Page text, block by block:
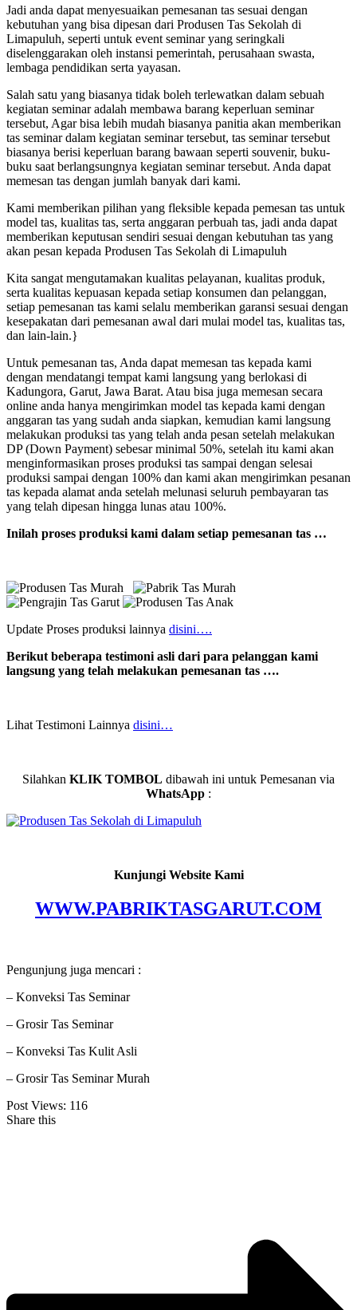
Jadi anda dapat menyesuaikan pemesanan tas sesuai dengan
kebutuhan yang bisa dipesan dari Produsen Tas Sekolah di
Limapuluh, seperti untuk event seminar yang seringkali
diselenggarakan oleh instansi pemerintah, perusahaan swasta,
lembaga pendidikan serta yayasan.
Salah satu yang biasanya tidak boleh terlewatkan dalam sebuah
kegiatan seminar adalah membawa barang keperluan seminar
tersebut, Agar bisa lebih mudah biasanya panitia akan memberikan
tas seminar dalam kegiatan seminar tersebut, tas seminar tersebut
biasanya berisi keperluan barang bawaan seperti souvenir, buku-
buku saat berlangsungnya kegiatan seminar tersebut. Anda dapat
memesan tas dengan jumlah banyak dari kami.
Kami memberikan pilihan yang fleksible kepada pemesan tas untuk
model tas, kualitas tas, serta anggaran perbuah tas, jadi anda dapat
memberikan keputusan sendiri sesuai dengan kebutuhan tas yang
akan pesan kepada Produsen Tas Sekolah di Limapuluh
Kita sangat mengutamakan kualitas pelayanan, kualitas produk,
serta kualitas kepuasan kepada setiap konsumen dan pelanggan,
setiap pemesanan tas kami selalu memberikan garansi sesuai dengan
kesepakatan dari pemesanan awal dari mulai model tas, kualitas tas,
dan lain-lain.}
Untuk pemesanan tas, Anda dapat memesan tas kepada kami
dengan mendatangi tempat kami langsung yang berlokasi di
Kadungora, Garut, Jawa Barat. Atau bisa juga memesan secara
online anda hanya mengirimkan model tas kepada kami dengan
anggaran tas yang sudah anda siapkan, kemudian kami langsung
melakukan produksi tas yang telah anda pesan setelah melakukan
DP (Down Payment) sebesar minimal 50%, setelah itu kami akan
menginformasikan proses produksi tas sampai dengan selesai
produksi sampai dengan 100% dan kami akan mengirimkan pesanan
tas kepada alamat anda setelah melunasi seluruh pembayaran tas
yang telah dipesan hingga lunas atau 100%.
Inilah proses produksi kami dalam setiap pemesanan tas …
Update Proses produksi lainnya disini….
Berikut beberapa testimoni asli dari para pelanggan kami
langsung yang telah melakukan pemesanan tas ….
Lihat Testimoni Lainnya disini…
Silahkan KLIK TOMBOL dibawah ini untuk Pemesanan via
WhatsApp :
Kunjungi Website Kami
WWW.PABRIKTASGARUT.COM
Pengunjung juga mencari :
– Konveksi Tas Seminar
– Grosir Tas Seminar
– Konveksi Tas Kulit Asli
– Grosir Tas Seminar Murah
Post Views: 116
Share this